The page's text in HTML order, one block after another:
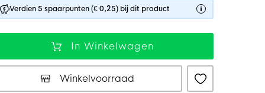
Verdien 5 spaarpunten (€ 0,25) bij dit product
In Winkelwagen
Winkelvoorraad